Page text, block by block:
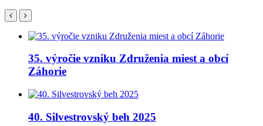
35. výročie vzniku Združenia miest a obcí
Záhorie
40. Silvestrovský beh 2025